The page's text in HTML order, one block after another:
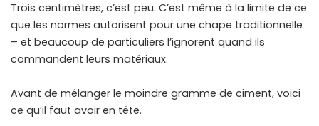
Trois centimètres, c’est peu. C’est même à la limite de ce
que les normes autorisent pour une chape traditionnelle
– et beaucoup de particuliers l’ignorent quand ils
commandent leurs matériaux.
Avant de mélanger le moindre gramme de ciment, voici
ce qu’il faut avoir en tête.